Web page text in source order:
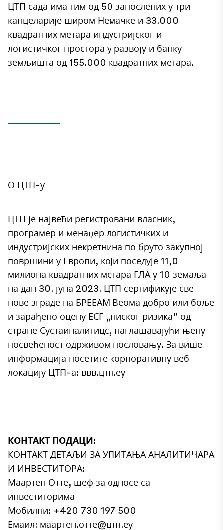
ЦТП сада има тим од 50 запослених у три
канцеларије широм Немачке и 33.000
квадратних метара индустријског и
логистичког простора у развоју и банку
земљишта од 155.000 квадратних метара.
О ЦТП-у
ЦТП је највећи регистровани власник,
програмер и менаџер логистичких и
индустријских некретнина по бруто закупној
површини у Европи, који поседује 11,0
милиона квадратних метара ГЛА у 10 земаља
на дан 30. јуна 2023. ЦТП сертификује све
нове зграде на БРЕЕАМ Веома добро или боље
и зарађено оцену ЕСГ „ниског ризика” од
стране Сустаиналитицс, наглашавајући њену
посвећеност одрживом пословању. За више
информација посетите корпоративну веб
локацију ЦТП-а: ввв.цтп.еу
КОНТАКТ ПОДАЦИ:
КОНТАКТ ДЕТАЉИ ЗА УПИТАЊА АНАЛИТИЧАРА
И ИНВЕСТИТОРА:
Маартен Отте, шеф за односе са
инвеститорима
Мобилни: +420 730 197 500
Емаил: маартен.отте@цтп.еу